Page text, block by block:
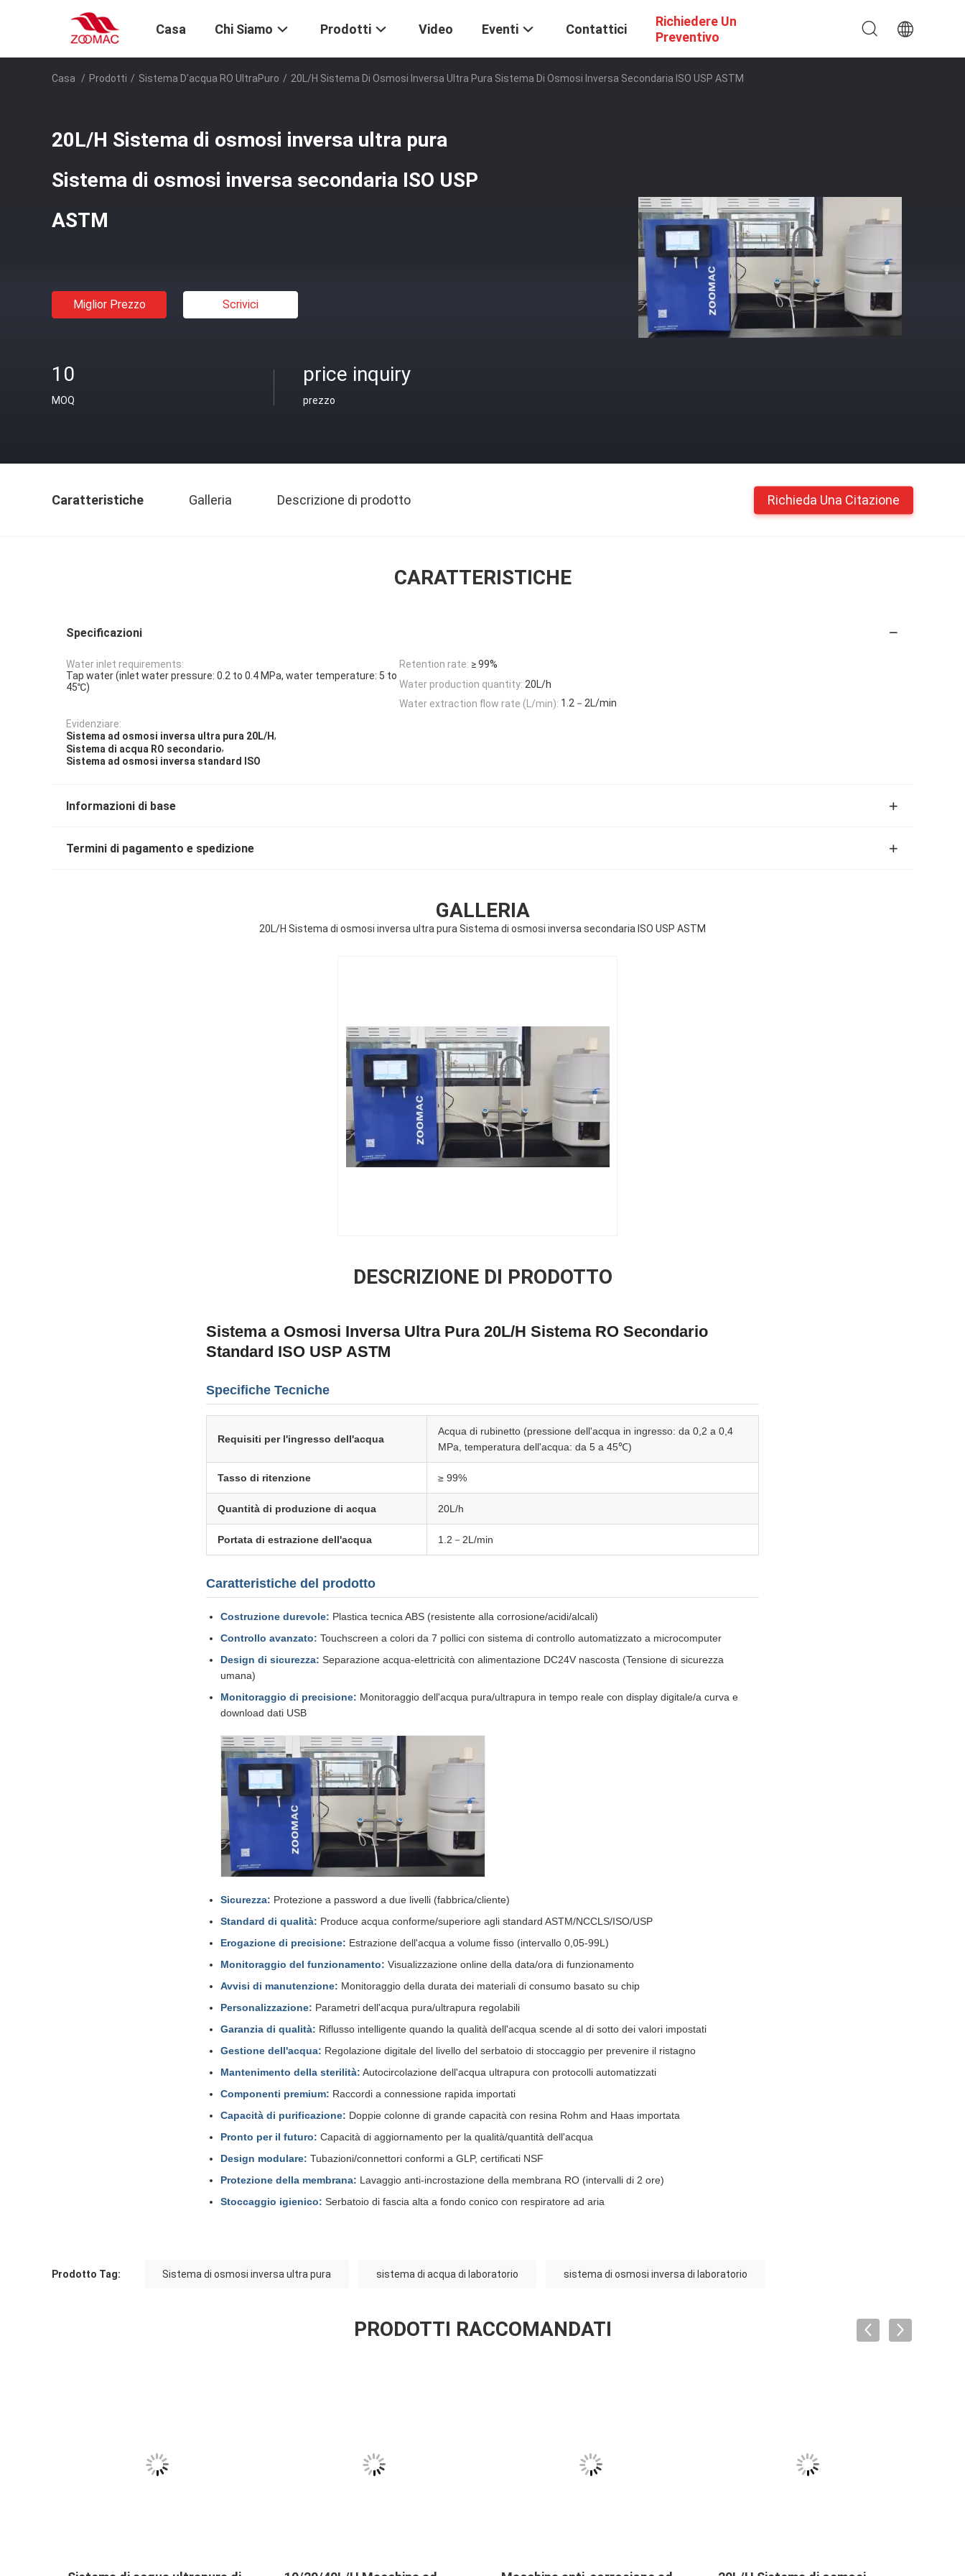
Casa Chi Siamo Prodotti Video Eventi Contattici
Richiedere Un
Preventivo
Casa / Prodotti / Sistema D'acqua RO UltraPuro / 20L/H Sistema Di Osmosi Inversa Ultra Pura Sistema Di Osmosi Inversa Secondaria ISO USP ASTM
20L/H Sistema di osmosi inversa ultra pura
Sistema di osmosi inversa secondaria ISO USP
ASTM
Miglior Prezzo Scrivici
10
MOQ
price inquiry
prezzo
Caratteristiche Galleria Descrizione di prodotto Richieda Una Citazione
CARATTERISTICHE
Specificazioni
Water inlet requirements:
Tap water (inlet water pressure: 0.2 to 0.4 MPa, water temperature: 5 to
45℃)
Retention rate: ≥ 99%
Water production quantity: 20L/h
Water extraction flow rate (L/min): 1.2－2L/min
Evidenziare:
Sistema ad osmosi inversa ultra pura 20L/H,
Sistema di acqua RO secondario,
Sistema ad osmosi inversa standard ISO
Informazioni di base
Termini di pagamento e spedizione
GALLERIA
20L/H Sistema di osmosi inversa ultra pura Sistema di osmosi inversa secondaria ISO USP ASTM
DESCRIZIONE DI PRODOTTO
Sistema a Osmosi Inversa Ultra Pura 20L/H Sistema RO Secondario
Standard ISO USP ASTM
Specifiche Tecniche
Requisiti per l'ingresso dell'acqua
Acqua di rubinetto (pressione dell'acqua in ingresso: da 0,2 a 0,4
MPa, temperatura dell'acqua: da 5 a 45℃)
Tasso di ritenzione ≥ 99%
Quantità di produzione di acqua 20L/h
Portata di estrazione dell'acqua 1.2－2L/min
Caratteristiche del prodotto
Costruzione durevole: Plastica tecnica ABS (resistente alla corrosione/acidi/alcali)
Controllo avanzato: Touchscreen a colori da 7 pollici con sistema di controllo automatizzato a microcomputer
Design di sicurezza: Separazione acqua-elettricità con alimentazione DC24V nascosta (Tensione di sicurezza
umana)
Monitoraggio di precisione: Monitoraggio dell'acqua pura/ultrapura in tempo reale con display digitale/a curva e
download dati USB
Sicurezza: Protezione a password a due livelli (fabbrica/cliente)
Standard di qualità: Produce acqua conforme/superiore agli standard ASTM/NCCLS/ISO/USP
Erogazione di precisione: Estrazione dell'acqua a volume fisso (intervallo 0,05-99L)
Monitoraggio del funzionamento: Visualizzazione online della data/ora di funzionamento
Avvisi di manutenzione: Monitoraggio della durata dei materiali di consumo basato su chip
Personalizzazione: Parametri dell'acqua pura/ultrapura regolabili
Garanzia di qualità: Riflusso intelligente quando la qualità dell'acqua scende al di sotto dei valori impostati
Gestione dell'acqua: Regolazione digitale del livello del serbatoio di stoccaggio per prevenire il ristagno
Mantenimento della sterilità: Autocircolazione dell'acqua ultrapura con protocolli automatizzati
Componenti premium: Raccordi a connessione rapida importati
Capacità di purificazione: Doppie colonne di grande capacità con resina Rohm and Haas importata
Pronto per il futuro: Capacità di aggiornamento per la qualità/quantità dell'acqua
Design modulare: Tubazioni/connettori conformi a GLP, certificati NSF
Protezione della membrana: Lavaggio anti-incrostazione della membrana RO (intervalli di 2 ore)
Stoccaggio igienico: Serbatoio di fascia alta a fondo conico con respiratore ad aria
Prodotto Tag: Sistema di osmosi inversa ultra pura sistema di acqua di laboratorio sistema di osmosi inversa di laboratorio
PRODOTTI RACCOMANDATI